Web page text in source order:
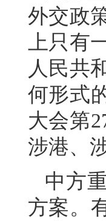
外交政
上只有
人民共
何形式
大会第
涉港、
中方
方案。